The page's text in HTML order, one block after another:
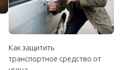
Как защитить
транспортное средство от